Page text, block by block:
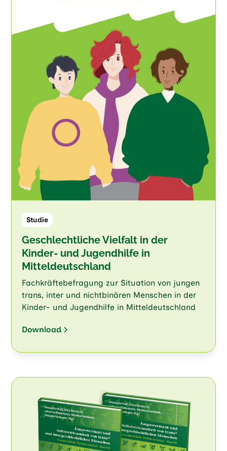
Studie
Geschlechtliche Vielfalt in der
Kinder- und Jugendhilfe in
Mitteldeutschland
Fachkräftebefragung zur Situation von jungen
trans, inter und nichtbinären Menschen in der
Kinder- und Jugendhilfe in Mitteldeutschland
Download